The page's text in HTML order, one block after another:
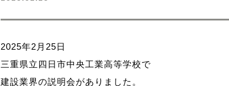
2025年2月25日
三重県立四日市中央工業高等学校で
建設業界の説明会がありました。